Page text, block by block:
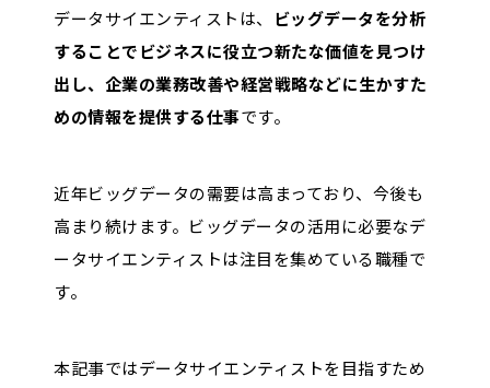
データサイエンティストは、
ビッグデータを分析
することでビジネスに役立つ新たな価値を見つけ
出し、企業の業務改善や経営戦略などに生かすた
めの情報を提供する仕事です。
近年ビッグデータの需要は高まっており、今後も
高まり続けます。ビッグデータの活用に必要なデ
ータサイエンティストは注目を集めている職種で
す。
本記事ではデータサイエンティストを目指すため